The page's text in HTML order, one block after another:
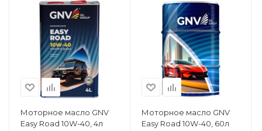
Моторное масло GNV
Easy Road 10W-40, 4л
Моторное масло GNV
Easy Road 10W-40, 60л